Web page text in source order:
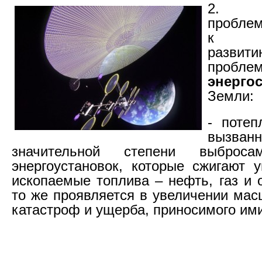
2.
к
Земли:
-
значительной степени
энергоустановок, которые сжигают
ископаемые топлива – нефть, газ и
то же проявляется в увеличении
катастроф и ущерба, приносимого